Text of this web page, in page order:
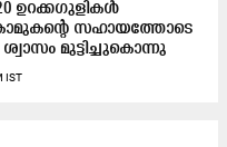
ഉറക്കഗുളികൾ
സഹായത്തോടെ
ശ്വാസം മുട്ടിച്ചുകൊന്നു
IST